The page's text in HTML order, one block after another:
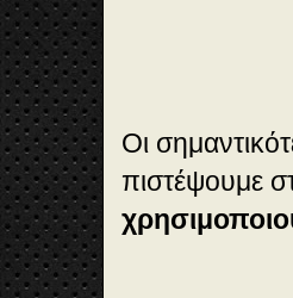
Οι
πιστέψουμε